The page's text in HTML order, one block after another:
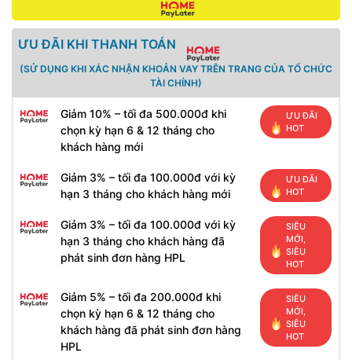
ƯU ĐÃI KHI THANH TOÁN
(SỬ DỤNG KHI XÁC NHẬN KHOẢN VAY TRÊN TRANG CỦA TỔ CHỨC
TÀI CHÍNH)
Giảm 10% – tối đa 500.000đ khi
chọn kỳ hạn 6 & 12 tháng cho
khách hàng mới
ƯU ĐÃI
HOT
Giảm 3% – tối đa 100.000đ với kỳ
hạn 3 tháng cho khách hàng mới
ƯU ĐÃI
HOT
Giảm 3% – tối đa 100.000đ với kỳ
hạn 3 tháng cho khách hàng đã
phát sinh đơn hàng HPL
SIÊU
MỚI,
SIÊU
HOT
Giảm 5% – tối đa 200.000đ khi
chọn kỳ hạn 6 & 12 tháng cho
khách hàng đã phát sinh đơn hàng
HPL
SIÊU
MỚI,
SIÊU
HOT